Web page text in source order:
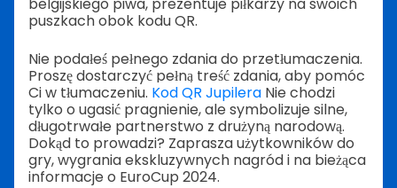
puszkach obok kodu QR.
Nie podałeś pełnego zdania do przetłumaczenia.
Proszę dostarczyć pełną treść zdania, aby pomóc
Ci w tłumaczeniu. Kod QR Jupilera Nie chodzi
tylko o ugasić pragnienie, ale symbolizuje silne,
długotrwałe partnerstwo z drużyną narodową.
Dokąd to prowadzi? Zaprasza użytkowników do
gry, wygrania ekskluzywnych nagród i na bieżąca
informacje o EuroCup 2024.